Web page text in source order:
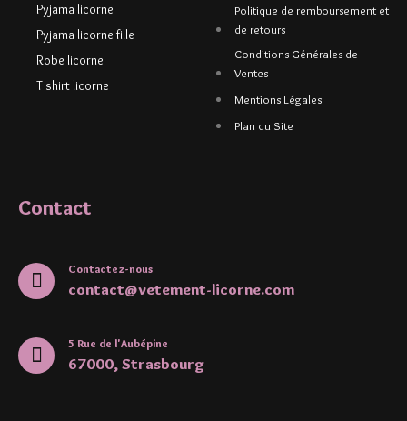
Pyjama licorne
Pyjama licorne fille
Robe licorne
T shirt licorne
Politique de remboursement et
de retours
Conditions Générales de
Ventes
Mentions Légales
Plan du Site
Contact
Contactez-nous
contact@vetement-licorne.com
5 Rue de l'Aubépine
67000, Strasbourg